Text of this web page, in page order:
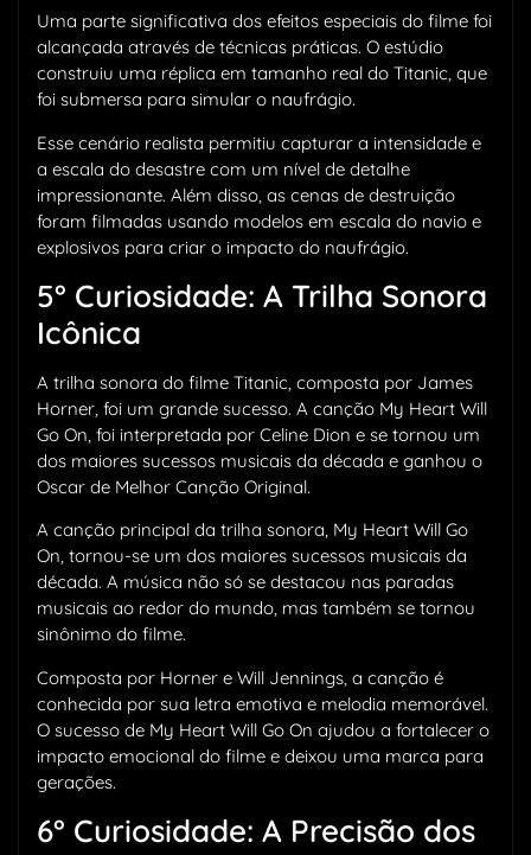
Uma parte significativa dos efeitos especiais do filme foi
alcançada através de técnicas práticas. O estúdio
construiu uma réplica em tamanho real do Titanic, que
foi submersa para simular o naufrágio.
Esse cenário realista permitiu capturar a intensidade e
a escala do desastre com um nível de detalhe
impressionante. Além disso, as cenas de destruição
foram filmadas usando modelos em escala do navio e
explosivos para criar o impacto do naufrágio.
5° Curiosidade: A Trilha Sonora
Icônica
A trilha sonora do filme Titanic, composta por James
Horner, foi um grande sucesso. A canção My Heart Will
Go On, foi interpretada por Celine Dion e se tornou um
dos maiores sucessos musicais da década e ganhou o
Oscar de Melhor Canção Original.
A canção principal da trilha sonora, My Heart Will Go
On, tornou-se um dos maiores sucessos musicais da
década. A música não só se destacou nas paradas
musicais ao redor do mundo, mas também se tornou
sinônimo do filme.
Composta por Horner e Will Jennings, a canção é
conhecida por sua letra emotiva e melodia memorável.
O sucesso de My Heart Will Go On ajudou a fortalecer o
impacto emocional do filme e deixou uma marca para
gerações.
6° Curiosidade: A Precisão dos